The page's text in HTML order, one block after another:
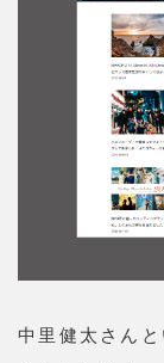
中里健太さん